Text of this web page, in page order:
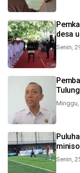
desa
Senin,
Minggu,
Senin,